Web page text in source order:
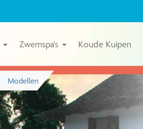
Zwemspa's Koude Kuipen
Modellen